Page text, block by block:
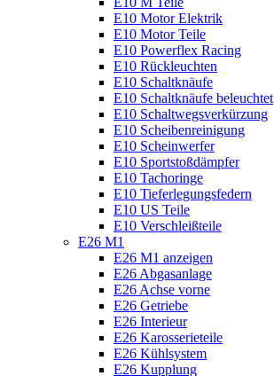
E10 Motor Elektrik
E10 Motor Teile
E10 Powerflex Racing
E10 Rückleuchten
E10 Schaltknäufe
E10 Schaltknäufe beleuchtet
E10 Schaltwegsverkürzung
E10 Scheibenreinigung
E10 Scheinwerfer
E10 Sportstoßdämpfer
E10 Tachoringe
E10 Tieferlegungsfedern
E10 US Teile
E10 Verschleißteile
E26 M1
E26 M1 anzeigen
E26 Abgasanlage
E26 Achse vorne
E26 Getriebe
E26 Interieur
E26 Karosserieteile
E26 Kühlsystem
E26 Kupplung